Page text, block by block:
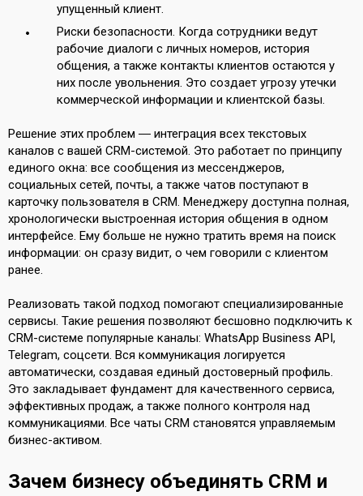
упущенный клиент.
Риски безопасности. Когда сотрудники ведут
рабочие диалоги с личных номеров, история
общения, а также контакты клиентов остаются у
них после увольнения. Это создает угрозу утечки
коммерческой информации и клиентской базы.
Решение этих проблем ― интеграция всех текстовых
каналов с вашей CRM-системой. Это работает по принципу
единого окна: все сообщения из мессенджеров,
социальных сетей, почты, а также чатов поступают в
карточку пользователя в CRM. Менеджеру доступна полная,
хронологически выстроенная история общения в одном
интерфейсе. Ему больше не нужно тратить время на поиск
информации: он сразу видит, о чем говорили с клиентом
ранее.
Реализовать такой подход помогают специализированные
сервисы. Такие решения позволяют бесшовно подключить к
CRM-системе популярные каналы: WhatsApp Business API,
Telegram, соцсети. Вся коммуникация логируется
автоматически, создавая единый достоверный профиль.
Это закладывает фундамент для качественного сервиса,
эффективных продаж, а также полного контроля над
коммуникациями. Все чаты CRM становятся управляемым
бизнес-активом.
Зачем бизнесу объединять CRM и